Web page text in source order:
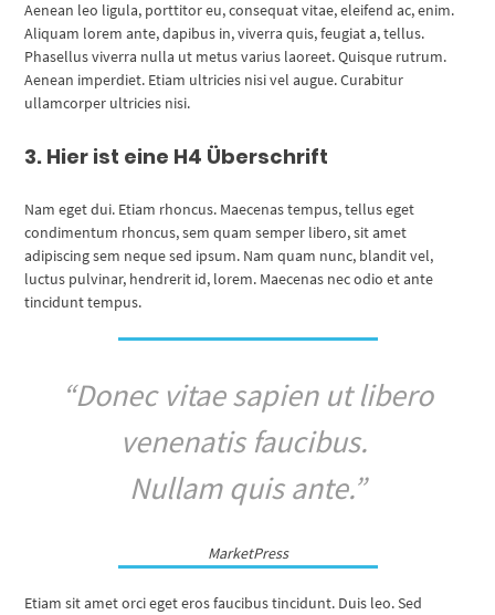
Aenean leo ligula, porttitor eu, consequat vitae, eleifend ac, enim.
Aliquam lorem ante, dapibus in, viverra quis, feugiat a, tellus.
Phasellus viverra nulla ut metus varius laoreet. Quisque rutrum.
Aenean imperdiet. Etiam ultricies nisi vel augue. Curabitur
ullamcorper ultricies nisi.
3. Hier ist eine H4 Überschrift
Nam eget dui. Etiam rhoncus. Maecenas tempus, tellus eget
condimentum rhoncus, sem quam semper libero, sit amet
adipiscing sem neque sed ipsum. Nam quam nunc, blandit vel,
luctus pulvinar, hendrerit id, lorem. Maecenas nec odio et ante
tincidunt tempus.
“Donec vitae sapien ut libero
venenatis faucibus.
Nullam quis ante.”
MarketPress
Etiam sit amet orci eget eros faucibus tincidunt. Duis leo. Sed